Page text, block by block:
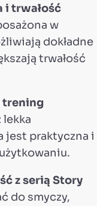
i trwałość
w
dokładne
trwałość
trening
lekka
jest praktyczna i
z serią Story
do smyczy,